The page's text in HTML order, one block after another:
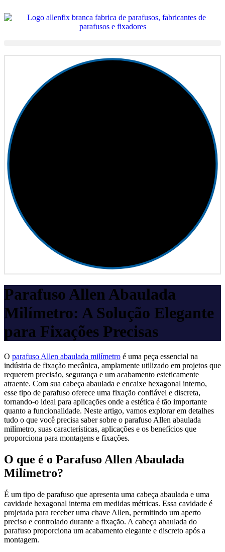
Parafuso Allen Abaulada
Milímetro: A Solução Elegante
para Fixações Precisas
O parafuso Allen abaulada milímetro é uma peça essencial na
indústria de fixação mecânica, amplamente utilizado em projetos que
requerem precisão, segurança e um acabamento esteticamente
atraente. Com sua cabeça abaulada e encaixe hexagonal interno,
esse tipo de parafuso oferece uma fixação confiável e discreta,
tornando-o ideal para aplicações onde a estética é tão importante
quanto a funcionalidade. Neste artigo, vamos explorar em detalhes
tudo o que você precisa saber sobre o parafuso Allen abaulada
milímetro, suas características, aplicações e os benefícios que
proporciona para montagens e fixações.
O que é o Parafuso Allen Abaulada
Milímetro?
É um tipo de parafuso que apresenta uma cabeça abaulada e uma
cavidade hexagonal interna em medidas métricas. Essa cavidade é
projetada para receber uma chave Allen, permitindo um aperto
preciso e controlado durante a fixação. A cabeça abaulada do
parafuso proporciona um acabamento elegante e discreto após a
montagem.